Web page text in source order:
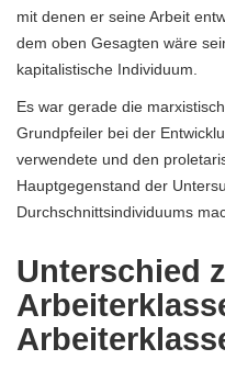
mit denen er seine Arbeit
dem oben Gesagten wäre
kapitalistische Individuum.
Es war gerade die
Grundpfeiler bei der
verwendete und den
Hauptgegenstand der
Durchschnittsindividuums
Unterschied